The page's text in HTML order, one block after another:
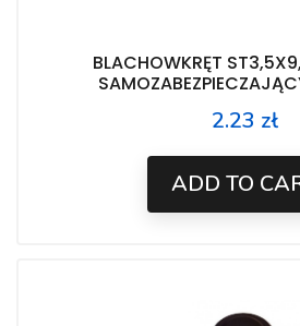
BLACHOWKRĘT
Price
2.23 zł
ADD TO